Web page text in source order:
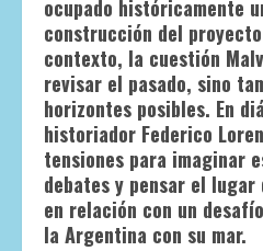
ocupado históricamente
construcción del
contexto, la cuestión
revisar el pasado, sino
horizontes posibles. En
historiador Federico
tensiones para imaginar
debates y pensar el
en relación con un
la Argentina con su mar.